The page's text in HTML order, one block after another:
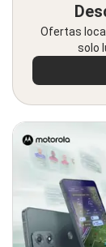
Ofertas
solo